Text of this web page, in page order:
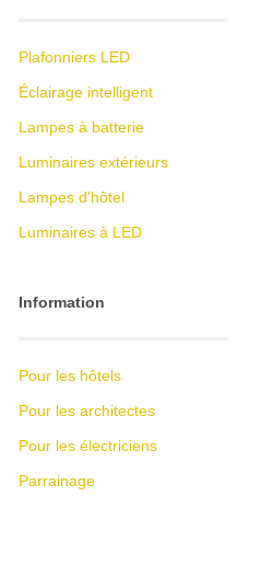
Plafonniers LED
Éclairage intelligent
Lampes à batterie
Luminaires extérieurs
Lampes d'hôtel
Luminaires à LED
Information
Pour les hôtels
Pour les architectes
Pour les électriciens
Parrainage